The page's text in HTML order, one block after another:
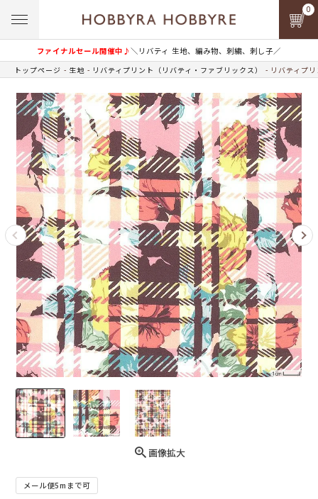
ファイナルセール開催中♪＼リバティ 生地、編み物、刺繍、刺し子／
0
トップページ 生地 リバティプリント（リバティ・ファブリックス） リバティプ
画像拡大
メール便5mまで可